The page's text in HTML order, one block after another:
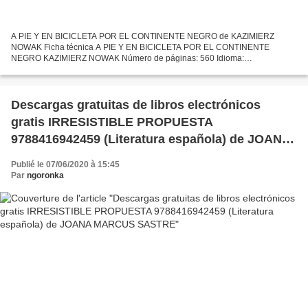
A PIE Y EN BICICLETA POR EL CONTINENTE NEGRO de KAZIMIERZ
NOWAK Ficha técnica A PIE Y EN BICICLETA POR EL CONTINENTE
NEGRO KAZIMIERZ NOWAK Número de páginas: 560 Idioma:
Editorial: EL VIENTO...
Descargas gratuitas de libros electrónicos
gratis IRRESISTIBLE PROPUESTA
9788416942459 (Literatura española) de JOANA
MARCUS SASTRE
Publié le 07/06/2020 à 15:45
Par ngoronka